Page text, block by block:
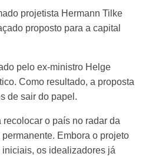
projetista Hermann Tilke
proposto para a capital
pelo ex-ministro Helge
Como resultado, a proposta
de sair do papel.
o país no radar da
Embora o projeto
os idealizadores já